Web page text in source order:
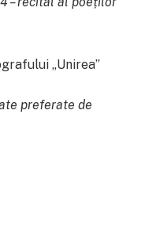
„Unirea”
preferate de